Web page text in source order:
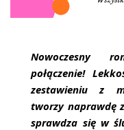
BRI GROUP
ŚLUBNE STYLE
MAGAZYNY
ARCHIWUM
Nowoczesny
połączenie!
zestawieniu z
tworzy naprawdę
sprawdza się w